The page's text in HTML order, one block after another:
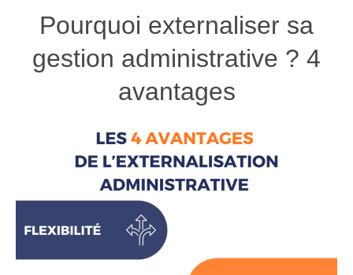
Pourquoi externaliser sa
gestion administrative ? 4
avantages